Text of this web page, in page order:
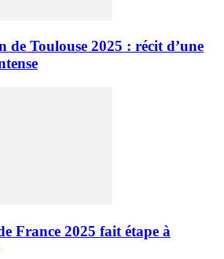
de Toulouse 2025 : récit d’une
France 2025 fait étape à